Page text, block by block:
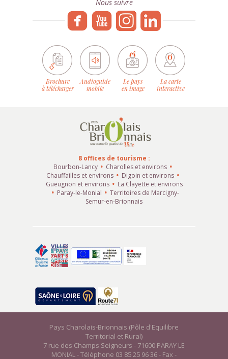
Nous suivre
Brochure
à télécharger
Audioguide
mobile
Le pays
en image
La carte
interactive
8 offices de tourisme :
Bourbon-Lancy
Charolles et environs
Chauffailles et environs
Digoin et environs
Gueugnon et environs
La Clayette et environs
Paray-le-Monial
Territoires de Marcigny-
Semur-en-Brionnais
Pays Charolais-Brionnais (Pôle d'Equilibre
Territorial et Rural)
7 rue des Champs Seigneurs - 71600 PARAY LE
MONIAL - Téléphone 03 85 25 96 36 - Fax -